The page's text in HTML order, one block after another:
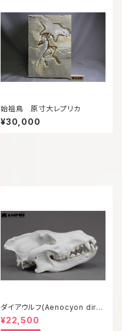
始祖鳥 原寸大レプリカ
¥30,000
ダイアウルフ(Aenocyon diru
s) 復元等倍頭骨模型
¥22,500